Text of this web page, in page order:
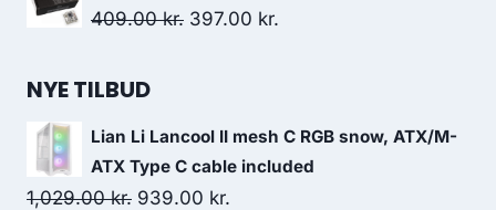
was:
409.00kr. Original
397.00 kr.
NYE TILBUD
Lian Li Lancool II mesh C RGB snow, ATX/M-
ATX Type C cable included
1,029.00kr. Original
939.00 kr.